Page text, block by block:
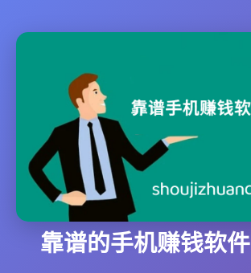
靠谱的手机赚钱软